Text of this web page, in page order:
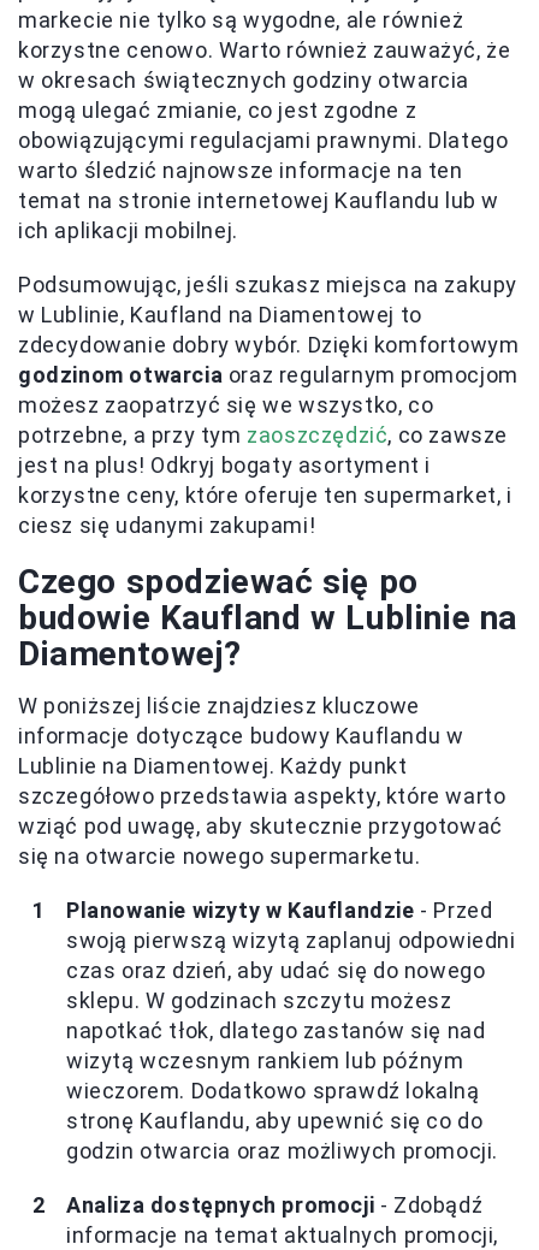
markecie nie tylko są wygodne, ale również
korzystne cenowo. Warto również zauważyć, że
w okresach świątecznych godziny otwarcia
mogą ulegać zmianie, co jest zgodne z
obowiązującymi regulacjami prawnymi. Dlatego
warto śledzić najnowsze informacje na ten
temat na stronie internetowej Kauflandu lub w
ich aplikacji mobilnej.
Podsumowując, jeśli szukasz miejsca na zakupy
w Lublinie, Kaufland na Diamentowej to
zdecydowanie dobry wybór. Dzięki komfortowym
godzinom otwarcia oraz regularnym promocjom
możesz zaopatrzyć się we wszystko, co
potrzebne, a przy tym zaoszczędzić, co zawsze
jest na plus! Odkryj bogaty asortyment i
korzystne ceny, które oferuje ten supermarket, i
ciesz się udanymi zakupami!
Czego spodziewać się po
budowie Kaufland w Lublinie na
Diamentowej?
W poniższej liście znajdziesz kluczowe
informacje dotyczące budowy Kauflandu w
Lublinie na Diamentowej. Każdy punkt
szczegółowo przedstawia aspekty, które warto
wziąć pod uwagę, aby skutecznie przygotować
się na otwarcie nowego supermarketu.
Planowanie wizyty w Kauflandzie - Przed
swoją pierwszą wizytą zaplanuj odpowiedni
czas oraz dzień, aby udać się do nowego
sklepu. W godzinach szczytu możesz
napotkać tłok, dlatego zastanów się nad
wizytą wczesnym rankiem lub późnym
wieczorem. Dodatkowo sprawdź lokalną
stronę Kauflandu, aby upewnić się co do
godzin otwarcia oraz możliwych promocji.
Analiza dostępnych promocji - Zdobądź
informacje na temat aktualnych promocji,